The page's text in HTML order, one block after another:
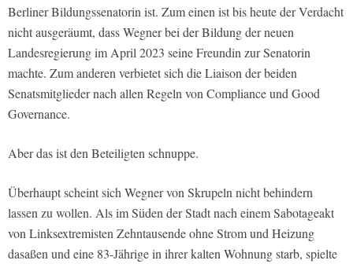
Berliner Bildungssenatorin ist. Zum einen ist bis heute der Verdacht
nicht ausgeräumt, dass Wegner bei der Bildung der neuen
Landesregierung im April 2023 seine Freundin zur Senatorin
machte. Zum anderen verbietet sich die Liaison der beiden
Senatsmitglieder nach allen Regeln von Compliance und Good
Governance.
Aber das ist den Beteiligten schnuppe.
Überhaupt scheint sich Wegner von Skrupeln nicht behindern
lassen zu wollen. Als im Süden der Stadt nach einem Sabotageakt
von Linksextremisten Zehntausende ohne Strom und Heizung
dasaßen und eine 83-Jährige in ihrer kalten Wohnung starb, spielte